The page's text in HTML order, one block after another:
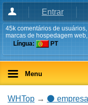
Entrar
45k comentários de
marcas de hospedagem
Língua:
PT
Menu
WHTop → ⚫